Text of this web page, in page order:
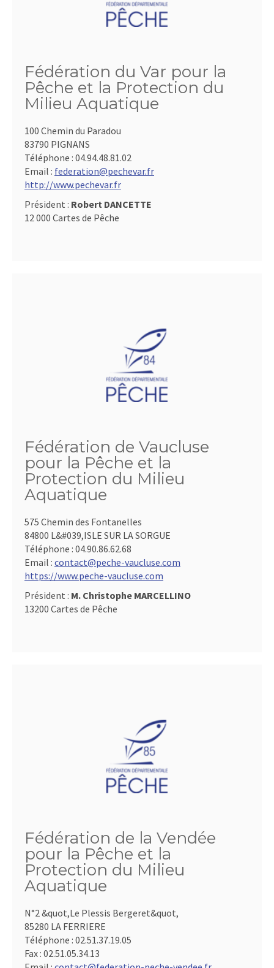
Fédération du Var pour la
Pêche et la Protection du
Milieu Aquatique
100 Chemin du Paradou
83790 PIGNANS
Téléphone : 04.94.48.81.02
Email : federation@pechevar.fr
http://www.pechevar.fr
Président : Robert DANCETTE
12 000 Cartes de Pêche
Fédération de Vaucluse
pour la Pêche et la
Protection du Milieu
Aquatique
575 Chemin des Fontanelles
84800 L&#039,ISLE SUR LA SORGUE
Téléphone : 04.90.86.62.68
Email : contact@peche-vaucluse.com
https://www.peche-vaucluse.com
Président : M. Christophe MARCELLINO
13200 Cartes de Pêche
Fédération de la Vendée
pour la Pêche et la
Protection du Milieu
Aquatique
N°2 &quot,Le Plessis Bergeret&quot,
85280 LA FERRIERE
Téléphone : 02.51.37.19.05
Fax : 02.51.05.34.13